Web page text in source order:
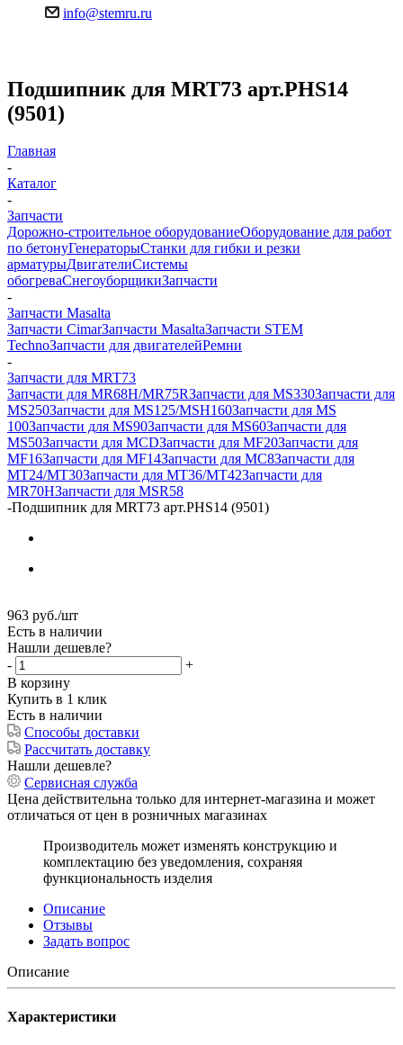
info@stemru.ru
Подшипник для MRT73 арт.PHS14
(9501)
Главная
-
Каталог
-
Запчасти
Дорожно-строительное оборудованиеОборудование для работ
по бетонуГенераторыСтанки для гибки и резки
арматурыДвигателиСистемы
обогреваСнегоуборщикиЗапчасти
-
Запчасти Masalta
Запчасти CimarЗапчасти MasaltaЗапчасти STEM
TechnoЗапчасти для двигателейРемни
-
Запчасти для MRT73
Запчасти для MR68H/MR75RЗапчасти для MS330Запчасти для
MS250Запчасти для MS125/MSH160Запчасти для MS
100Запчасти для MS90Запчасти для MS60Запчасти для
MS50Запчасти для MCDЗапчасти для MF20Запчасти для
MF16Запчасти для MF14Запчасти для MC8Запчасти для
MT24/MT30Запчасти для MT36/MT42Запчасти для
MR70HЗапчасти для MSR58
-Подшипник для MRT73 арт.PHS14 (9501)
963 руб./шт
Есть в наличии
Нашли дешевле?
-
+
В корзину
Купить в 1 клик
Есть в наличии
Способы доставки
Рассчитать доставку
Нашли дешевле?
Сервисная служба
Цена действительна только для интернет-магазина и может
отличаться от цен в розничных магазинах
Производитель может изменять конструкцию и
комплектацию без уведомления, сохраняя
функциональность изделия
Описание
Отзывы
Задать вопрос
Описание
Характеристики